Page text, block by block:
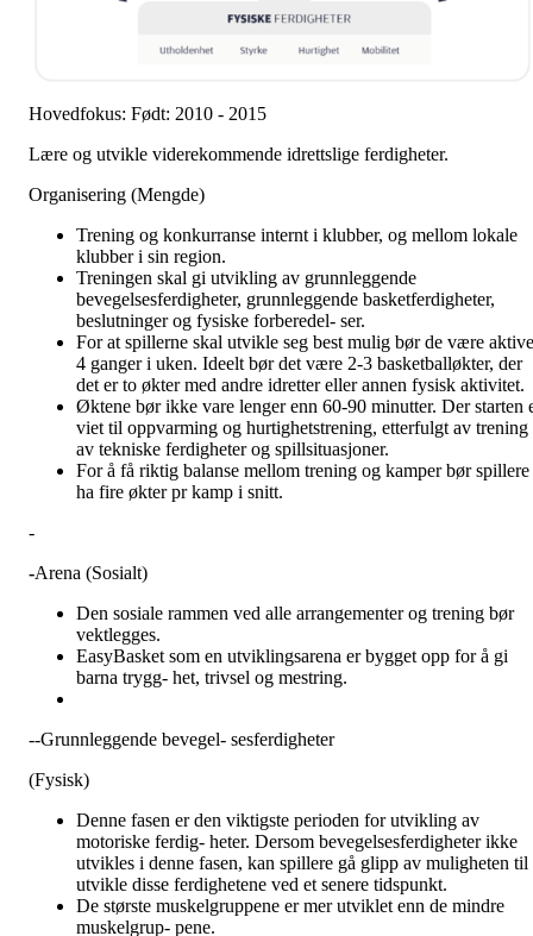
Hovedfokus: Født: 2010 - 2015
Lære og utvikle viderekommende idrettslige ferdigheter.
Organisering (Mengde)
Trening og konkurranse internt i klubber, og mellom lokale
klubber i sin region.
Treningen skal gi utvikling av grunnleggende
bevegelsesferdigheter, grunnleggende basketferdigheter,
beslutninger og fysiske forberedel- ser.
For at spillerne skal utvikle seg best mulig bør de være aktive
4 ganger i uken. Ideelt bør det være 2-3 basketballøkter, der
det er to økter med andre idretter eller annen fysisk aktivitet.
Øktene bør ikke vare lenger enn 60-90 minutter. Der starten
viet til oppvarming og hurtighetstrening, etterfulgt av trening
av tekniske ferdigheter og spillsituasjoner.
For å få riktig balanse mellom trening og kamper bør spillere
ha fire økter pr kamp i snitt.
-
-Arena (Sosialt)
Den sosiale rammen ved alle arrangementer og trening bør
vektlegges.
EasyBasket som en utviklingsarena er bygget opp for å gi
barna trygg- het, trivsel og mestring.
--Grunnleggende bevegel- sesferdigheter
(Fysisk)
Denne fasen er den viktigste perioden for utvikling av
motoriske ferdig- heter. Dersom bevegelsesferdigheter ikke
utvikles i denne fasen, kan spillere gå glipp av muligheten til
utvikle disse ferdighetene ved et senere tidspunkt.
De største muskelgruppene er mer utviklet enn de mindre
muskelgrup- pene.